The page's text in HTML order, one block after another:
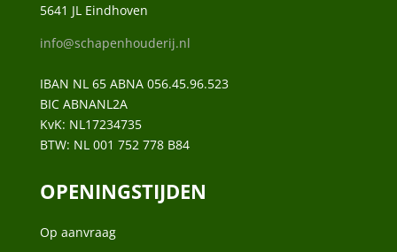
5641 JL Eindhoven
info@schapenhouderij.nl
IBAN NL 65 ABNA 056.45.96.523
BIC ABNANL2A
KvK: NL17234735
BTW: NL 001 752 778 B84
OPENINGSTIJDEN
Op aanvraag